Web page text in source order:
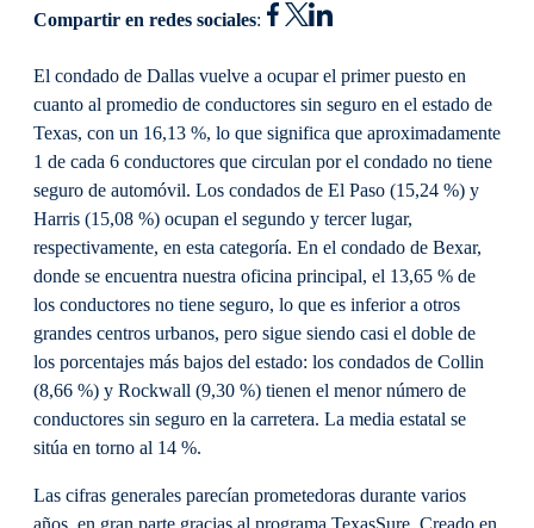
Compartir en redes sociales:
El condado de Dallas vuelve a ocupar el primer puesto en
cuanto al promedio de conductores sin seguro en el estado de
Texas, con un 16,13 %, lo que significa que aproximadamente
1 de cada 6 conductores que circulan por el condado no tiene
seguro de automóvil. Los condados de El Paso (15,24 %) y
Harris (15,08 %) ocupan el segundo y tercer lugar,
respectivamente, en esta categoría. En el condado de Bexar,
donde se encuentra nuestra oficina principal, el 13,65 % de
los conductores no tiene seguro, lo que es inferior a otros
grandes centros urbanos, pero sigue siendo casi el doble de
los porcentajes más bajos del estado: los condados de Collin
(8,66 %) y Rockwall (9,30 %) tienen el menor número de
conductores sin seguro en la carretera. La media estatal se
sitúa en torno al 14 %.
Las cifras generales parecían prometedoras durante varios